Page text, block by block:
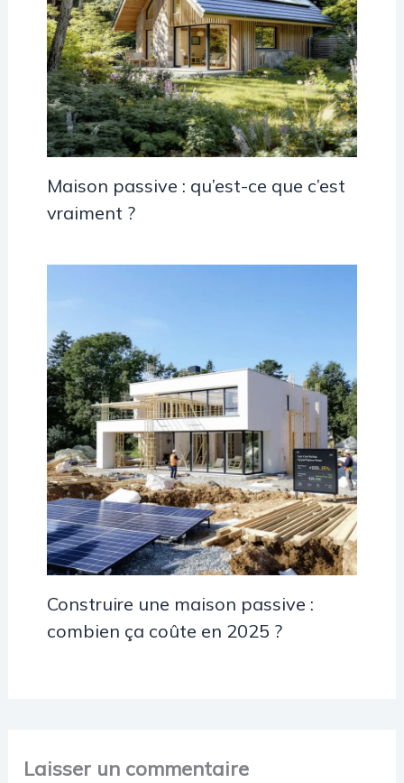
Maison passive : qu’est-ce que c’est
vraiment ?
Construire une maison passive :
combien ça coûte en 2025 ?
Laisser un commentaire